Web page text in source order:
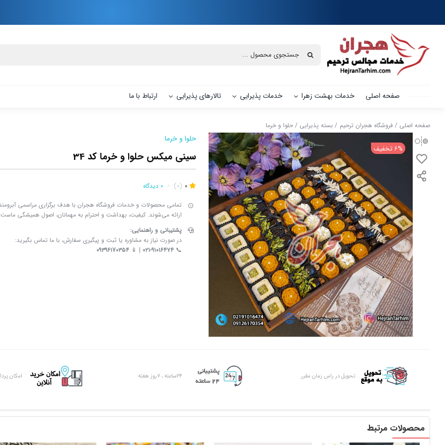
جستجو
صفحه اصلی خدمات بهشت زهرا خدمات پذیرایی تالارهای پذیرایی ارتباط با ما
صفحه اصلی فروشگاه هجران ترحیم بسته پذیرایی حلوا و خرما
6% تخفیف
حلوا و خرما
سینی میکس حلوا و خرما کد 34
0
(0)
• 0 دیدگاه
تمامی محصولات و خدمات فروشگاه هجران با هدف برگزاری مراسمی
ارائه می‌شوند. کیفیت، بهداشت و احترام به مهمانان، اصول همیشگی ماست.
پشتیبانی و راهنمایی:
در صورت نیاز به مشاوره یا ثبت و پیگیری سفارش، با ما تماس بگیرید:
📞۰۲۱-۹۱۰۱۶۴۷۴ | 📱۰۹۳۹۶۱7۰۳۵۴
تحویل در راس زمان مقرر ۲۴ساعته ، ۷روز هفته امکان
محصولات مرتبط